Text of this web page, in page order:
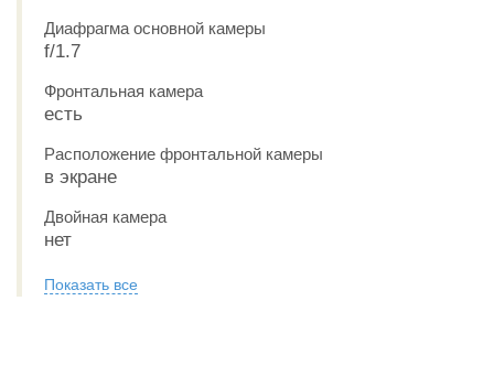
Диафрагма основной камеры
f/1.7
Фронтальная камера
есть
Расположение фронтальной камеры
в экране
Двойная камера
нет
Показать все